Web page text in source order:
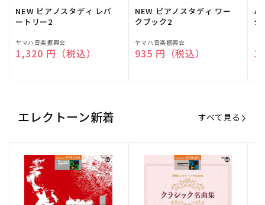
NEW ピアノスタディ レパ
ートリー2
販
売
ヤマハ音楽振興会
通常価格
1,320 円（税込）
NEW ピアノスタディ ワー
クブック2
販
売
ヤマハ音楽振興会
通常価格
935 円（税込）
バ
ク
売
エレクトーン新着 すべて見る